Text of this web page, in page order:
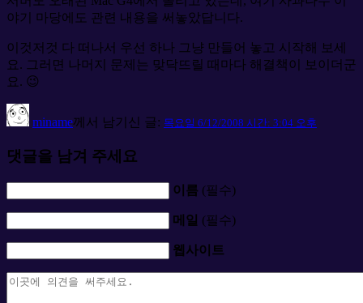
야기 마당에도 관련 내용을 써놓았답니다.
이것저것 다 떠나서 우선 하나 그냥 만들어 놓고 시작해 보세
요. 그러면 나머지 문제는 맞닥뜨릴 때마다 해결책이 보이더군
요. 😉
miname께서 남기신 글: 목요일 6/12/2008 시간: 3:04 오후
댓글을 남겨 주세요
이름 (필수)
메일 (필수)
웹사이트